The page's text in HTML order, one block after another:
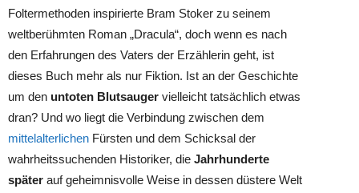
Foltermethoden inspirierte Bram Stoker zu seinem
weltberühmten Roman „Dracula“, doch wenn es nach
den Erfahrungen des Vaters der Erzählerin geht, ist
dieses Buch mehr als nur Fiktion. Ist an der Geschichte
um den untoten Blutsauger vielleicht tatsächlich etwas
dran? Und wo liegt die Verbindung zwischen dem
mittelalterlichen Fürsten und dem Schicksal der
wahrheitssuchenden Historiker, die Jahrhunderte
später auf geheimnisvolle Weise in dessen düstere Welt